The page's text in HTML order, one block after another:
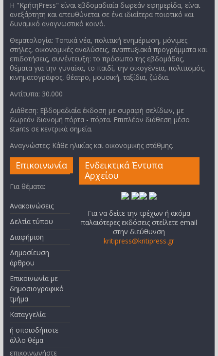
Η "ΚρήτηPress" είναι εβδομαδιαία δωρεάν εφημερίδα, είναι
ανεξάρτητη και απευθύνεται σε ένα ιδιαίτερα ποιοτικό και
δυναμικό αναγνωστικό κοινό.
Θεματολογία: Τοπικά νέα, πολιτική ενημέρωση, μόνιμες
στήλες, οικονομικές αναλύσεις, αναπτυξιακά προγράμματα και
επιδοτήσεις, συνέντευξη: το πρόσωπο της εβδομάδας,
θέματα για την γυναίκα, το παιδί, την οικογένεια, πολιτισμός,
κινηματογράφος, θέατρο, μουσική, ταξίδια, ζώδια.
Αντίτυπα: 30.000
Διάθεση: Εβδομαδιαία έκδοση με συραφή σελίδων, με
δωρεάν διανομή πόρτα - πόρτα. Επιπλέον διάθεση μέσο
stants σε κεντρικά σημεία.
Αναγνώστες: Κάθε ηλικίας και οικονομικής στάθμης.
Επικοινωνία
Για θέματα:
Ανακοινώσεις
Δελτία τύπου
Διαφήμιση
Δημοσίευση
άρθρου
Επικοινωνία με
δημοσιογραφικό
τμήμα
Καταγγελία
ή οποιοδήποτε
άλλο θέμα
επικοινωνήστε
Ενδεικτικά Έντυπα
Αρχείου
Για να δείτε την τρέχων ή ακόμα
παλαιότερες εκδόσεις στείλετε email
στην διεύθυνση
kritipress@kritipress.gr